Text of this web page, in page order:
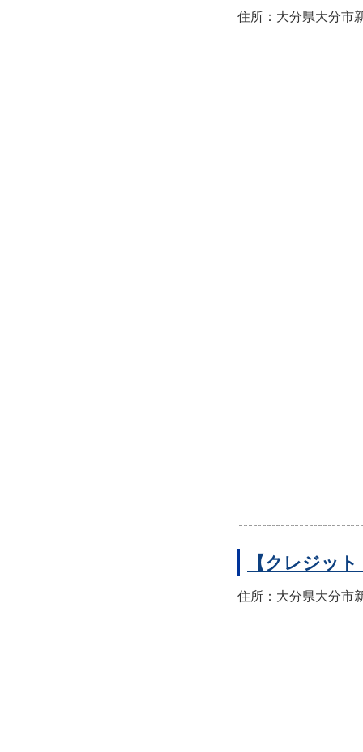
住所：大分県大分市
【クレジッ
住所：大分県大分市